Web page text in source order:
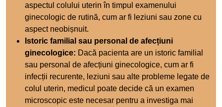
aspectul colului uterin în timpul examenului
ginecologic de rutină, cum ar fi leziuni sau zone cu
aspect neobișnuit.
Istoric familial sau personal de afecțiuni
ginecologice: Dacă pacienta are un istoric familial
sau personal de afecțiuni ginecologice, cum ar fi
infecții recurente, leziuni sau alte probleme legate de
colul uterin, medicul poate decide că un examen
microscopic este necesar pentru a investiga mai